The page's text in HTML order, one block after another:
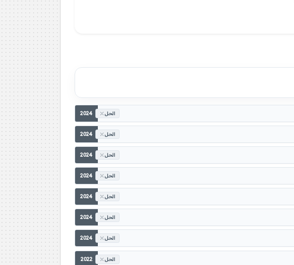
2024 الحل
2024 الحل
2024 الحل
2024 الحل
2024 الحل
2024 الحل
2024 الحل
2022 الحل